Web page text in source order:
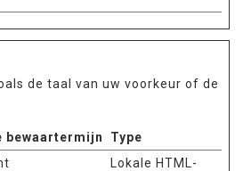
de taal van uw voorkeur of de
bewaartermijn
Type
Lokale HTML-